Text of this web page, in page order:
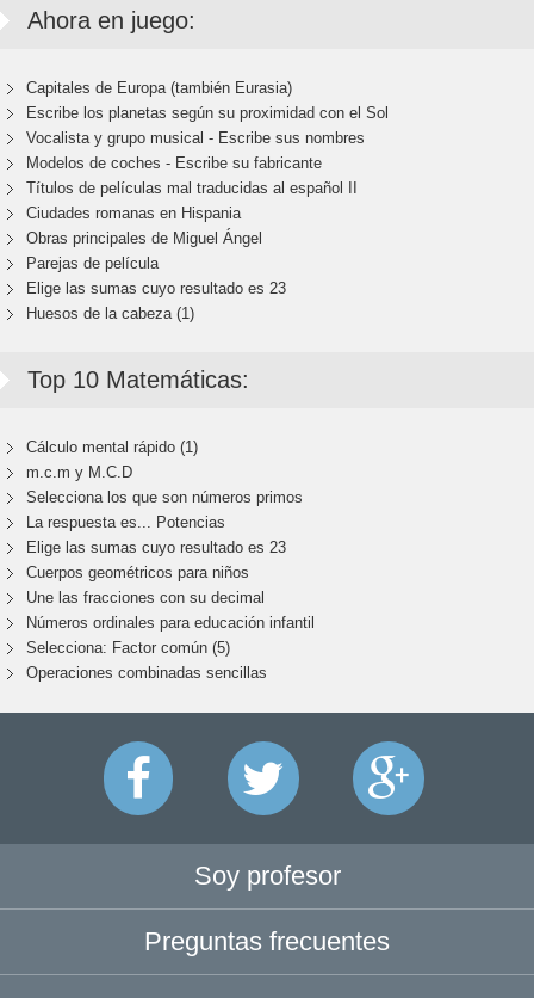
Ahora en juego:
Capitales de Europa (también Eurasia)
Escribe los planetas según su proximidad con el Sol
Vocalista y grupo musical - Escribe sus nombres
Modelos de coches - Escribe su fabricante
Títulos de películas mal traducidas al español II
Ciudades romanas en Hispania
Obras principales de Miguel Ángel
Parejas de película
Elige las sumas cuyo resultado es 23
Huesos de la cabeza (1)
Top 10 Matemáticas:
Cálculo mental rápido (1)
m.c.m y M.C.D
Selecciona los que son números primos
La respuesta es... Potencias
Elige las sumas cuyo resultado es 23
Cuerpos geométricos para niños
Une las fracciones con su decimal
Números ordinales para educación infantil
Selecciona: Factor común (5)
Operaciones combinadas sencillas
Soy profesor
Preguntas frecuentes